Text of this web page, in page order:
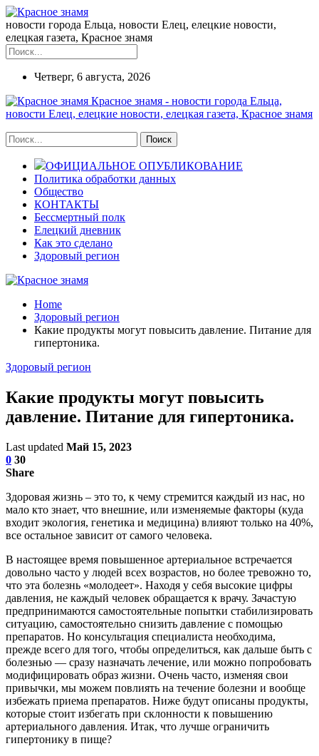
новости города Ельца, новости Елец, елецкие новости,
елецкая газета, Красное знамя
Четверг, 6 августа, 2026
Красное знамя - новости города Ельца,
новости Елец, елецкие новости, елецкая газета, Красное знамя
ОФИЦИАЛЬНОЕ ОПУБЛИКОВАНИЕ
Политика обработки данных
Общество
КОНТАКТЫ
Бессмертный полк
Елецкий дневник
Как это сделано
Здоровый регион
Home
Здоровый регион
Какие продукты могут повысить давление. Питание для
гипертоника.
Здоровый регион
Какие продукты могут повысить
давление. Питание для гипертоника.
Last updated Май 15, 2023
0 30
Share
Здоровая жизнь – это то, к чему стремится каждый из нас, но
мало кто знает, что внешние, или изменяемые факторы (куда
входит экология, генетика и медицина) влияют только на 40%,
все остальное зависит от самого человека.
В настоящее время повышенное артериальное встречается
довольно часто у людей всех возрастов, но более тревожно то,
что эта болезнь «молодеет». Находя у себя высокие цифры
давления, не каждый человек обращается к врачу. Зачастую
предпринимаются самостоятельные попытки стабилизировать
ситуацию, самостоятельно снизить давление с помощью
препаратов. Но консультация специалиста необходима,
прежде всего для того, чтобы определиться, как дальше быть с
болезнью — сразу назначать лечение, или можно попробовать
модифицировать образ жизни. Очень часто, изменяя свои
привычки, мы можем повлиять на течение болезни и вообще
избежать приема препаратов. Ниже будут описаны продукты,
которые стоит избегать при склонности к повышению
артериального давления. Итак, что лучше ограничить
гипертонику в пище?